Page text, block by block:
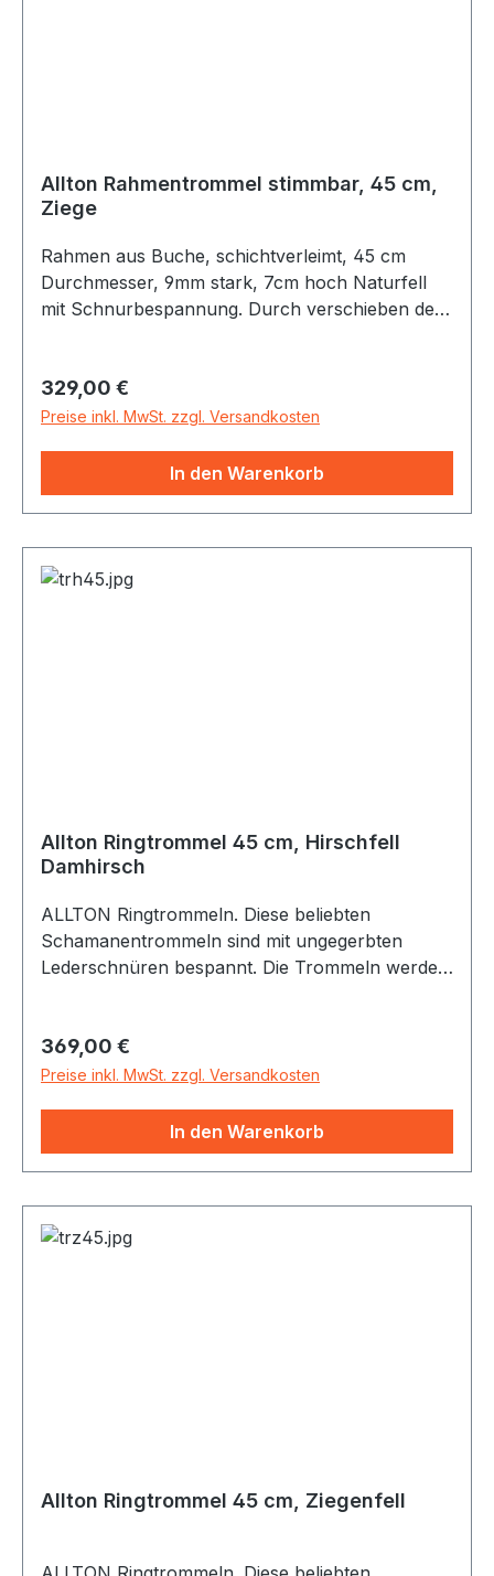
Allton Rahmentrommel stimmbar, 45 cm,
Ziege
Rahmen aus Buche, schichtverleimt, 45 cm
Durchmesser, 9mm stark, 7cm hoch Naturfell
mit Schnurbespannung. Durch verschieben der
Regulärer Preis:
329,00 €
Preise inkl. MwSt. zzgl. Versandkosten
In den Warenkorb
Allton Ringtrommel 45 cm, Hirschfell
Damhirsch
ALLTON Ringtrommeln. Diese beliebten
Schamanentrommeln sind mit ungegerbten
Lederschnüren bespannt. Die Trommeln werden
Korpus, Fellstreifen-Bespannung mit Naturfell)
von bester Qualität verwendet. Die
Klangs als Schamanentrommel besonders
beliebt. Es gibt sie mit Damhirsch, weiss mit z.T.
hellbrauner Musterung. Neu im Programm sind
die Rothirschfelle mit schöner, starker
Zeichnung. Von transparent bis weiss im
Regulärer Preis:
369,00 €
Preise inkl. MwSt. zzgl. Versandkosten
In den Warenkorb
Allton Ringtrommel 45 cm, Ziegenfell